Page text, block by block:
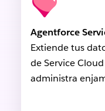
Agentforce
Extiende tus
de Service
administra